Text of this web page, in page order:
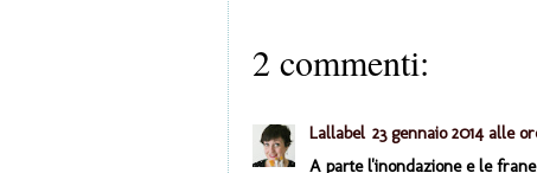
2 commenti:
Lallabel 23 gennaio 2014 alle
A parte l'inondazione e le